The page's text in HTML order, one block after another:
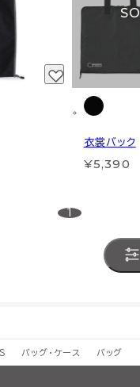
衣裳バック
¥5,390
1
バッグ・ケース バッグ